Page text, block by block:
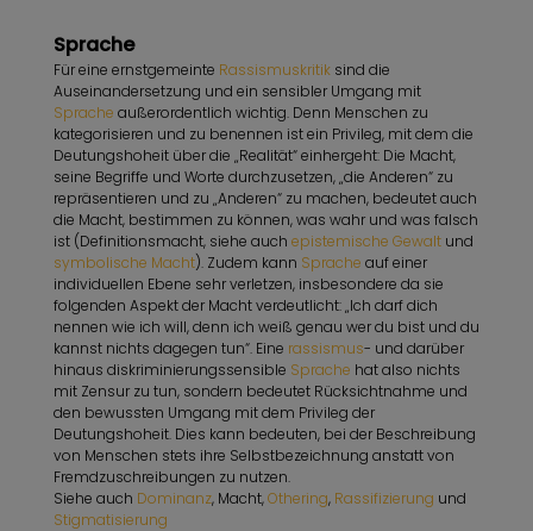
Sprache
Für eine ernstgemeinte Rassismuskritiksind die
Auseinandersetzung und ein sensibler Umgang mit
Sprache außerordentlich wichtig. Denn Menschen zu
kategorisieren und zu benennen ist ein Privileg, mit dem die
Deutungshoheit über die „Realität“ einhergeht: Die Macht,
seine Begriffe und Worte durchzusetzen, „die Anderen“ zu
repräsentieren und zu „Anderen“ zu machen, bedeutet auch
die Macht, bestimmen zu können, was wahr und was falsch
ist (Definitionsmacht, siehe auch epistemische Gewaltund
symbolische Macht). Zudem kann Sprache auf einer
individuellen Ebene sehr verletzen, insbesondere da sie
folgenden Aspekt der Macht verdeutlicht: „Ich darf dich
nennen wie ich will, denn ich weiß genau wer du bist und du
kannst nichts dagegen tun“. Eine rassismus- und darüber
hinaus diskriminierungssensible Sprache hat also nichts
mit Zensur zu tun, sondern bedeutet Rücksichtnahme und
den bewussten Umgang mit dem Privileg der
Deutungshoheit. Dies kann bedeuten, bei der Beschreibung
von Menschen stets ihre Selbstbezeichnung anstatt von
Fremdzuschreibungen zu nutzen.
Siehe auch Dominanz, Macht,Othering, Rassifizierung und
Stigmatisierung